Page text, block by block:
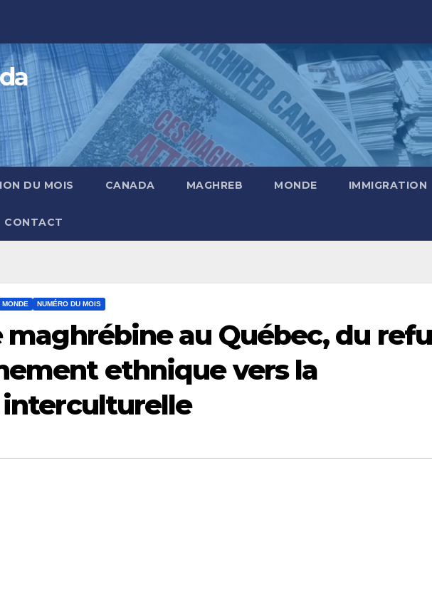
DU MOIS CANADA MAGHREB MONDE IMMIGRATION
CONTACT
MONDE NUMÉRO DU MOIS
au Québec, du
ethnique vers la